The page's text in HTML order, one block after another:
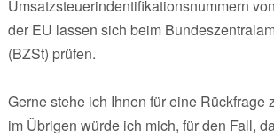
Umsatzsteuerindentifikationsnummern
der EU lassen sich beim
(BZSt) prüfen.
Gerne stehe ich Ihnen für eine Rückfrage
im Übrigen würde ich mich, für den Fall,